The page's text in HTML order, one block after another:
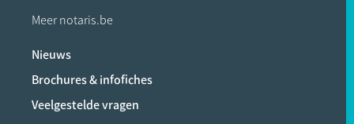
Meer notaris.be
Nieuws
Brochures & infofiches
Veelgestelde vragen